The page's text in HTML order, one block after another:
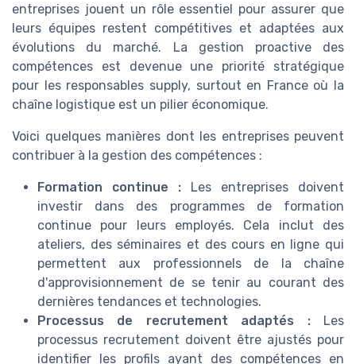
entreprises jouent un rôle essentiel pour assurer que
leurs équipes restent compétitives et adaptées aux
évolutions du marché. La gestion proactive des
compétences est devenue une priorité stratégique
pour les responsables supply, surtout en France où la
chaîne logistique est un pilier économique.
Voici quelques manières dont les entreprises peuvent
contribuer à la gestion des compétences :
Formation continue : Les entreprises doivent
investir dans des programmes de formation
continue pour leurs employés. Cela inclut des
ateliers, des séminaires et des cours en ligne qui
permettent aux professionnels de la chaîne
d'approvisionnement de se tenir au courant des
dernières tendances et technologies.
Processus de recrutement adaptés :Les
processus recrutement doivent être ajustés pour
identifier les profils ayant des compétences en